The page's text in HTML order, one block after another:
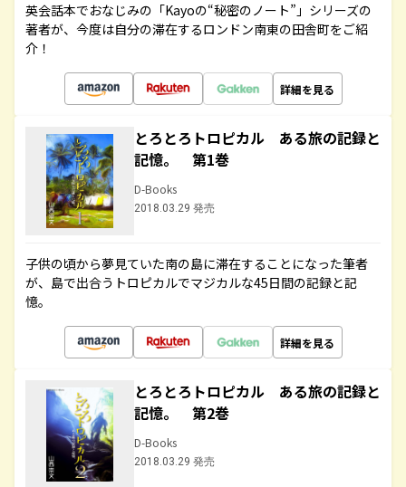
英会話本でおなじみの「Kayoの“秘密のノート”」シリーズの
著者が、今度は自分の滞在するロンドン南東の田舎町をご紹
介！
詳細を見る
とろとろトロピカル ある旅の記録と
記憶。 第1巻
D-Books
2018.03.29 発売
子供の頃から夢見ていた南の島に滞在することになった筆者
が、島で出合うトロピカルでマジカルな45日間の記録と記
憶。
詳細を見る
とろとろトロピカル ある旅の記録と
記憶。 第2巻
D-Books
2018.03.29 発売